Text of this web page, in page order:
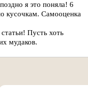
я это поняла! 6
кусочкам. Самооценка
Пусть хоть
мудаков.